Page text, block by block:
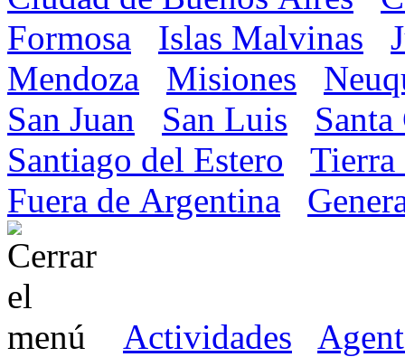
Formosa
Islas Malvinas
Mendoza
Misiones
San Juan
San Luis
Santiago del Estero
Tierra
Fuera de Argentina
Actividades